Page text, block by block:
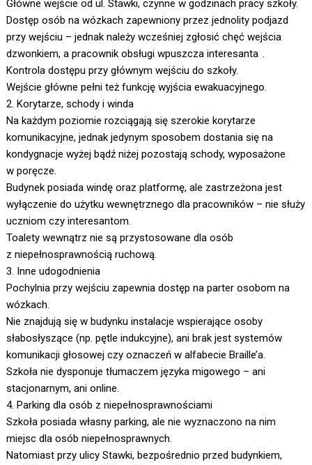
Główne wejście od ul. Stawki, czynne w godzinach pracy szkoły.
Dostęp osób na wózkach zapewniony przez jednolity podjazd
przy wejściu – jednak należy wcześniej zgłosić chęć wejścia
dzwonkiem, a pracownik obsługi wpuszcza interesanta .
Kontrola dostępu przy głównym wejściu do szkoły.
Wejście główne pełni też funkcję wyjścia ewakuacyjnego.
2. Korytarze, schody i winda
Na każdym poziomie rozciągają się szerokie korytarze
komunikacyjne, jednak jedynym sposobem dostania się na
kondygnacje wyżej bądź niżej pozostają schody, wyposażone
w poręcze.
Budynek posiada windę oraz platformę, ale zastrzeżona jest
wyłączenie do użytku wewnętrznego dla pracowników – nie służy
uczniom czy interesantom.
Toalety wewnątrz nie są przystosowane dla osób
z niepełnosprawnością ruchową.
3. Inne udogodnienia
Pochylnia przy wejściu zapewnia dostęp na parter osobom na
wózkach.
Nie znajdują się w budynku instalacje wspierające osoby
słabosłyszące (np. pętle indukcyjne), ani brak jest systemów
komunikacji głosowej czy oznaczeń w alfabecie Braille’a.
Szkoła nie dysponuje tłumaczem języka migowego – ani
stacjonarnym, ani online.
4. Parking dla osób z niepełnosprawnościami
Szkoła posiada własny parking, ale nie wyznaczono na nim
miejsc dla osób niepełnosprawnych.
Natomiast przy ulicy Stawki, bezpośrednio przed budynkiem,